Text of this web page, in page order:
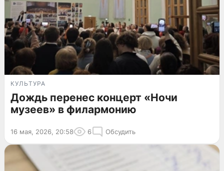
КУЛЬТУРА
Дождь перенес концерт «Ночи
музеев» в филармонию
16 мая, 2026, 20:58 6 Обсудить